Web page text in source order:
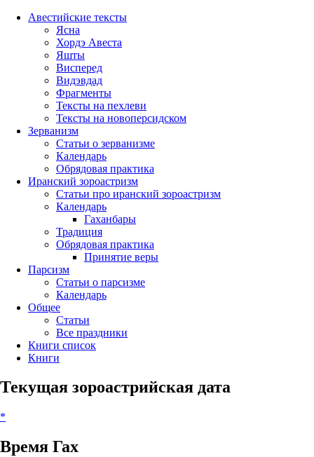
Правый
столбец
Авестийские тексты
Ясна
Хордэ Авеста
Яшты
Висперед
Видэвдад
Фрагменты
Тексты на пехлеви
Тексты на новоперсидском
Зерванизм
Статьи о зерванизме
Календарь
Обрядовая практика
Иранский зороастризм
Статьи про иранский зороастризм
Календарь
Гаханбары
Традиция
Обрядовая практика
Принятие веры
Парсизм
Статьи о парсизме
Календарь
Общее
Статьи
Все праздники
Книги список
Книги
Текущая зороастрийская дата
*
Время Гах